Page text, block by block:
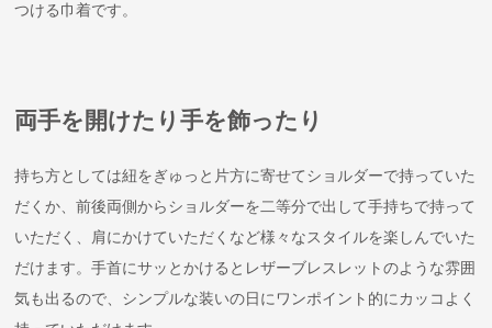
つける巾着です。
両手を開けたり手を飾ったり
持ち方としては紐をぎゅっと片方に寄せてショルダーで持っていた
だくか、前後両側からショルダーを二等分で出して手持ちで持って
いただく、肩にかけていただくなど様々なスタイルを楽しんでいた
だけます。手首にサッとかけるとレザーブレスレットのような雰囲
気も出るので、シンプルな装いの日にワンポイント的にカッコよく